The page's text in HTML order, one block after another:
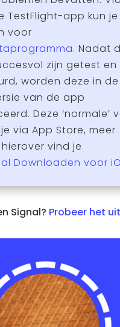
TestFlight-app kun je
voor
. Nadat
zijn getest en
worden deze in de
van de app
Deze ‘normale’
via App Store, meer
vind je
Downloaden voor
Signal? Probeer het